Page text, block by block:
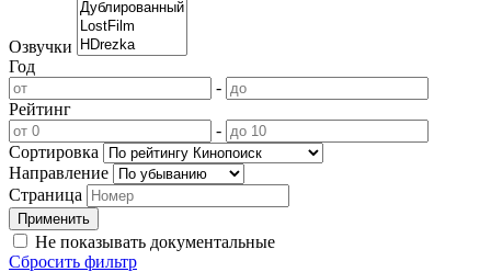
Озвучки
Год
-
Рейтинг
-
Сортировка
Направление
Страница
Не показывать документальные
Сбросить фильтр